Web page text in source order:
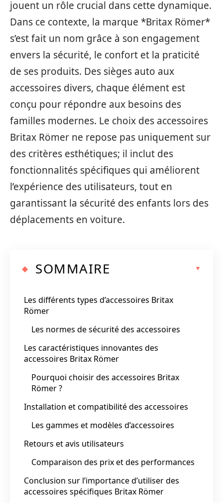
jouent un rôle crucial dans cette dynamique.
Dans ce contexte, la marque *Britax Römer*
s’est fait un nom grâce à son engagement
envers la sécurité, le confort et la praticité
de ses produits. Des sièges auto aux
accessoires divers, chaque élément est
conçu pour répondre aux besoins des
familles modernes. Le choix des accessoires
Britax Römer ne repose pas uniquement sur
des critères esthétiques; il inclut des
fonctionnalités spécifiques qui améliorent
l’expérience des utilisateurs, tout en
garantissant la sécurité des enfants lors des
déplacements en voiture.
SOMMAIRE
Les différents types d’accessoires Britax
Römer
Les normes de sécurité des accessoires
Les caractéristiques innovantes des
accessoires Britax Römer
Pourquoi choisir des accessoires Britax
Römer ?
Installation et compatibilité des accessoires
Les gammes et modèles d’accessoires
Retours et avis utilisateurs
Comparaison des prix et des performances
Conclusion sur l’importance d’utiliser des
accessoires spécifiques Britax Römer